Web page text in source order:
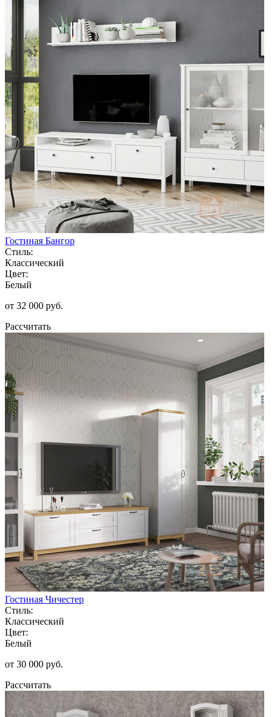
Гостиная Бангор
Стиль:
Классический
Цвет:
Белый
от 32 000 руб.
Рассчитать
Гостиная Чичестер
Стиль:
Классический
Цвет:
Белый
от 30 000 руб.
Рассчитать